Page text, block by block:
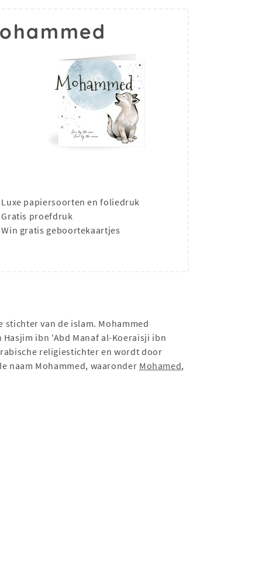
Luxe papiersoorten en foliedruk
Gratis proefdruk
Win gratis geboortekaartjes
stichter van de islam. Mohammed
religiestichter en wordt door
naam Mohammed, waaronder Mohamed,